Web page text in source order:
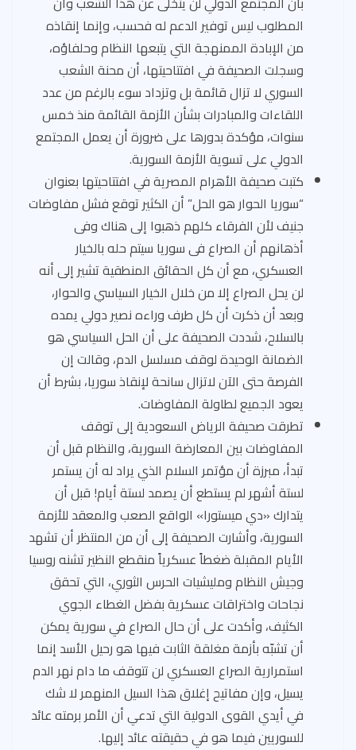
المطلوب ليس توفير الدعم له فحسب، وإنما إنقاذه
من الإبادة الممنهجة التي يتبعها النظام وحلفاؤه،
وسجلت الصحيفة في افتتاحيتها، أن محنة الشعب
السوري لا تزال قائمة بل وتزداد سوء بالرغم من عدد
اللقاءات والمبادرات بشأن الأزمة القائمة منذ خمس
سنوات، مؤكدة بدورها على ضرورة أن يعمل المجتمع
الدولي على تسوية الأزمة السورية.
كتبت صحيفة الأهرام المصرية في افتتاحيتها بعنوان
“سوريا الحوار هو الحل” أن الكثير توقع فشل مفاوضات
جنيف لأن الفرقاء كلهم ذهبوا إلى هناك وفى
أذهانهم أن الصراع فى سوريا سيتم حله بالخيار
العسكري، مع أن كل الحقائق المنطقية تشير إلى أنه
لن يحل الصراع إلا من خلال الخيار السياسي والحوار،
وبعد أن ذكرت أن كل طرف وراءه نصير دولي يمده
بالسلاح، شددت الصحيفة على أن الحل السياسي هو
الضمانة الوحيدة لوقف مسلسل الدم، وقالت إن
الفرصة حتى الآن لاتزال سانحة لإنقاذ سوريا، بشرط أن
يعود الجميع لطاولة المفاوضات.
تطرقت صحيفة الرياض السعودية إلى توقف
المفاوضات بين المعارضة السورية، والنظام قبل أن
تبدأ، مبرزة أن مؤتمر السلام الذي يراد له أن يستمر
لستة أشهر لم يستطع أن يصمد لستة أيام! قبل أن
يتدارك «دي ميستورا» الواقع الصعب والمعقد للأزمة
السورية، وأشارت الصحيفة إلى أن من المنتظر أن تشهد
الأيام المقبلة ضغطاً عسكرياً منقطع النظير تشنه روسيا
وجيش النظام ومليشيات الحرس الثوري، التي تحقق
نجاحات واختراقات عسكرية بفضل الغطاء الجوي
الكثيف، وأكدت على أن حال الصراع في سورية يمكن
أن تشبّه بأزمة مغلقة الثابت فيها هو رحيل الأسد إنما
استمرارية الصراع العسكري لن تتوقف ما دام نهر الدم
يسيل، وإن مفاتيح إغلاق هذا السيل المنهمر لا شك
في أيدي القوى الدولية التي تدعي أن الأمر برمته عائد
للسوريين فيما هو في حقيقته عائد إليها.